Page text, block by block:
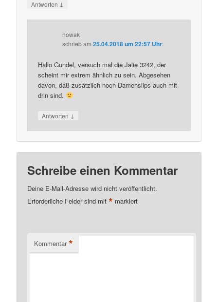
Antworten ↓
nowak
schriebam25.04.2018 um 22:57 Uhr:
Hallo Gundel, versuch mal die Jalie 3242, der
scheint mir extrem ähnlich zu sein. Abgesehen
davon, daß zusätzlich noch Damenslips auch mit
drin sind.
Antworten ↓
Schreibe einen Kommentar
Deine E-Mail-Adresse wird nicht veröffentlicht.
Erforderliche Felder sind mit* markiert
Kommentar *